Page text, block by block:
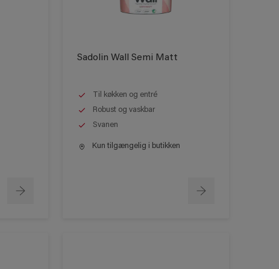
Sadolin Wall Semi Matt
Til køkken og entré
Robust og vaskbar
Svanen
Kun tilgængelig i butikken